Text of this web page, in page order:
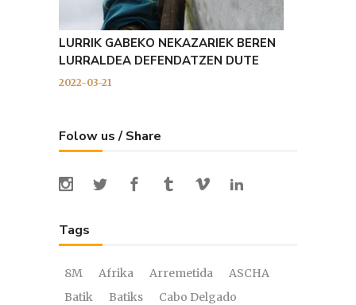
LURRIK GABEKO NEKAZARIEK BEREN
LURRALDEA DEFENDATZEN DUTE
2022-03-21
Folow us / Share
Tags
8M Afrika Arremetida
ASCHA
Batik
Batiks
Cabo Delgado